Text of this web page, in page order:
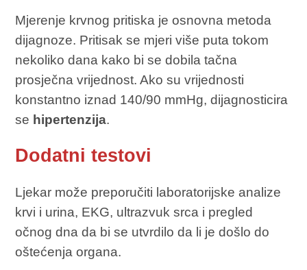
Mjerenje krvnog pritiska je osnovna metoda
dijagnoze. Pritisak se mjeri više puta tokom
nekoliko dana kako bi se dobila tačna
prosječna vrijednost. Ako su vrijednosti
konstantno iznad 140/90 mmHg, dijagnosticira
se hipertenzija.
Dodatni testovi
Ljekar može preporučiti laboratorijske analize
krvi i urina, EKG, ultrazvuk srca i pregled
očnog dna da bi se utvrdilo da li je došlo do
oštećenja organa.